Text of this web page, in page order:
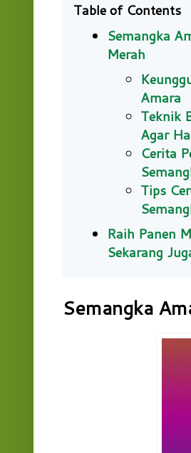
Table of Contents
Semangka
Merah
Amara
Teknik
Agar
Cerita
Tips
Raih Panen
Sekarang
Semangka